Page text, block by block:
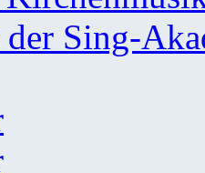
Sing-